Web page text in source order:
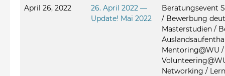
April 26, 2022
26. April 2022 —
Update! Mai 2022
Beratungsevent
/ Bewerbung
Masterstudien /
Mentoring@WU /
Networking /